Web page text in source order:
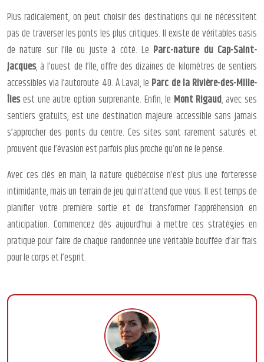
Plus radicalement, on peut choisir des destinations qui ne nécessitent
pas de traverser les ponts les plus critiques. Il existe de véritables oasis
de nature sur l’île ou juste à côté. Le Parc-nature du Cap-Saint-
Jacques, à l’ouest de l’île, offre des dizaines de kilomètres de sentiers
accessibles via l’autoroute 40. À Laval, le Parc de la Rivière-des-Mille-
Îlesest une autre option surprenante. Enfin, le Mont Rigaud, avec ses
sentiers gratuits, est une destination majeure accessible sans jamais
s’approcher des ponts du centre. Ces sites sont rarement saturés et
prouvent que l’évasion est parfois plus proche qu’on ne le pense.
Avec ces clés en main, la nature québécoise n’est plus une forteresse
intimidante, mais un terrain de jeu qui n’attend que vous. Il est temps de
planifier votre première sortie et de transformer l’appréhension en
anticipation. Commencez dès aujourd’hui à mettre ces stratégies en
pratique pour faire de chaque randonnée une véritable bouffée d’air frais
pour le corps et l’esprit.